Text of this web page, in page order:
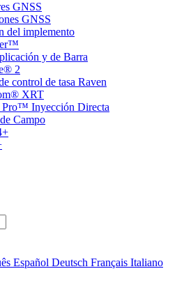
GNSS
GNSS
del implemento
y de Barra
2
control de tasa Raven
XRT
Pro™ Inyección Directa
Campo
Español Deutsch Français Italiano